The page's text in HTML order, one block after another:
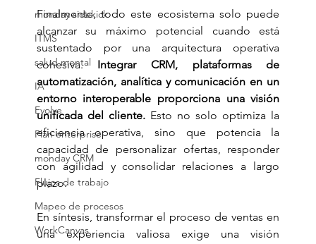
monday sidekick
ITMS
salud mental
IA
Evolve
Plan enterprise
monday CRM
Flujos de trabajo
Mapeo de procesos
WorkCanvas
Finalmente, todo este ecosistema solo puede
alcanzar su máximo potencial cuando está
sustentado por una arquitectura operativa
cohesiva. Integrar CRM, plataformas de
automatización, analítica y comunicación en un
entorno interoperable proporciona una visión
unificada del cliente. Esto no solo optimiza la
eficiencia operativa, sino que potencia la
capacidad de personalizar ofertas, responder
con agilidad y consolidar relaciones a largo
plazo.
En síntesis, transformar el proceso de ventas en
una experiencia valiosa exige una visión